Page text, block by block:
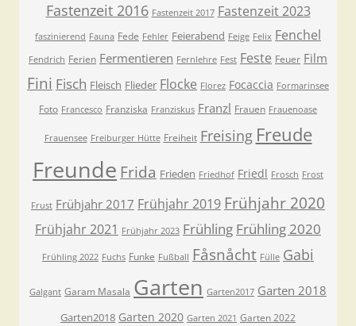
Fastenzeit 2016 Fastenzeit 2017 Fastenzeit 2023
faszinierend Fauna Fede Fehler Feierabend Feige Felix Fenchel
Fendrich Ferien Fermentieren Fernlehre Fest Feste Feuer Film
Fini Fisch Fleisch Flieder Flocke Florez Focaccia Formarinsee
Foto Francesco Franziska Franziskus Franzl Frauen Frauenoase
Frauensee Freiburger Hütte Freiheit Freising Freude
Freunde Frida Frieden Friedhof Friedl Frosch Frost
Frust Frühjahr 2017 Frühjahr 2019 Frühjahr 2020
Frühjahr 2021 Frühjahr 2023 Frühling Frühling 2020
Frühling 2022 Fuchs Funke Fußball Fåsnåcht Fülle Gabi
Galgant Garam Masala Garten Garten2017 Garten 2018
Garten2018 Garten 2020 Garten 2021 Garten 2022